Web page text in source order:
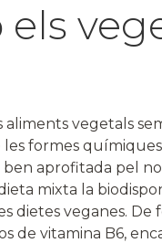
vegetals
formes
aprofitada pel
mixta la
dietes veganes.
de vitamina B6,